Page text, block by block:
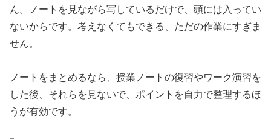
ん。ノートを見ながら写しているだけで、頭には入ってい
ないからです。考えなくてもできる、ただの作業にすぎま
せん。
ノートをまとめるなら、授業ノートの復習やワーク演習を
した後、それらを見ないで、ポイントを自力で整理するほ
うが有効です。